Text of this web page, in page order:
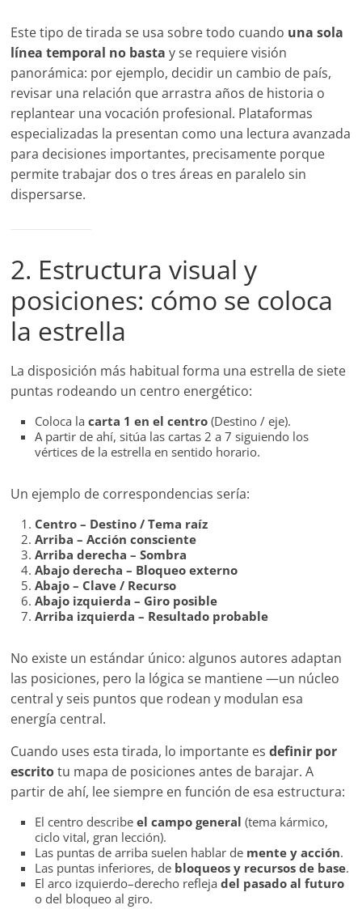
Este tipo de tirada se usa sobre todo cuando una sola
línea temporal no basta y se requiere visión
panorámica: por ejemplo, decidir un cambio de país,
revisar una relación que arrastra años de historia o
replantear una vocación profesional. Plataformas
especializadas la presentan como una lectura avanzada
para decisiones importantes, precisamente porque
permite trabajar dos o tres áreas en paralelo sin
dispersarse.
2. Estructura visual y
posiciones: cómo se coloca
la estrella
La disposición más habitual forma una estrella de siete
puntas rodeando un centro energético:
Coloca lacarta 1 en el centro (Destino / eje).
A partir de ahí, sitúa las cartas 2 a 7 siguiendo los
vértices de la estrella en sentido horario.
Un ejemplo de correspondencias sería:
Centro – Destino / Tema raíz
Arriba – Acción consciente
Arriba derecha – Sombra
Abajo derecha – Bloqueo externo
Abajo – Clave / Recurso
Abajo izquierda – Giro posible
Arriba izquierda – Resultado probable
No existe un estándar único: algunos autores adaptan
las posiciones, pero la lógica se mantiene —un núcleo
central y seis puntos que rodean y modulan esa
energía central.
Cuando uses esta tirada, lo importante esdefinir por
escritotu mapa de posiciones antes de barajar. A
partir de ahí, lee siempre en función de esa estructura:
El centro describeel campo general (tema kármico,
ciclo vital, gran lección).
Las puntas de arriba suelen hablar de mente y acción.
Las puntas inferiores, de bloqueos y recursos de base.
El arco izquierdo–derecho reflejadel pasado al futuro
o del bloqueo al giro.